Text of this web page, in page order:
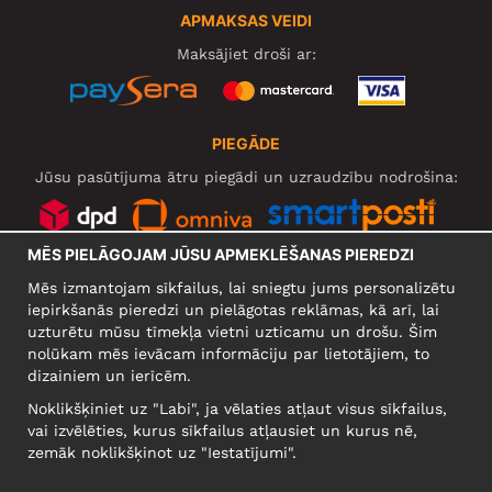
APMAKSAS VEIDI
Maksājiet droši ar:
PIEGĀDE
Jūsu pasūtījuma ātru piegādi un uzraudzību nodrošina:
UZŅĒMUMS
Narva mnt 5, EE-10117 Tallinn
Reg: 12356245
MĒS PIELĀGOJAM JŪSU APMEKLĒŠANAS PIEREDZI
Mēs izmantojam sīkfailus, lai sniegtu jums personalizētu
iepirkšanās pieredzi un pielāgotas reklāmas, kā arī, lai
uzturētu mūsu tīmekļa vietni uzticamu un drošu. Šim
nolūkam mēs ievācam informāciju par lietotājiem, to
dizainiem un ierīcēm.
Noklikšķiniet uz "Labi", ja vēlaties atļaut visus sīkfailus,
vai izvēlēties, kurus sīkfailus atļausiet un kurus nē,
zemāk noklikšķinot uz "Iestatījumi".